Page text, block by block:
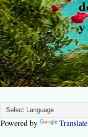
Powered by Translate